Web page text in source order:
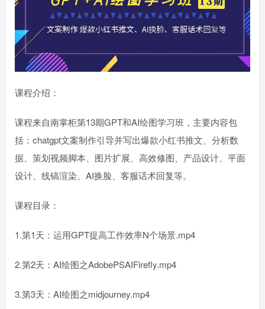
课程介绍：
课程来自南掌柜第13期GPT和AI绘图学习班，主要内容包
括：chatgpt文案制作引导并写出爆款小红书推文、分析数
据、策划视频脚本、图片扩展、高效修图、产品设计、平面
设计、线镐渲染、AI换脸、客服话术回复等。
课程目录：
1.第1天：运用GPT提高工作效率N个场景.mp4
2.第2天：AI绘图之AdobePSAIFirefly.mp4
3.第3天：AI绘图之midjourney.mp4